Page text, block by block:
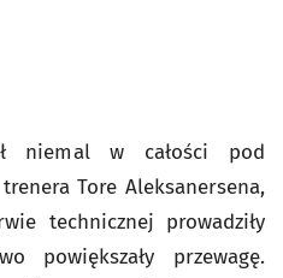
niemal w całości pod
Tore Aleksanersena,
technicznej prowadziły
powiększały przewagę.